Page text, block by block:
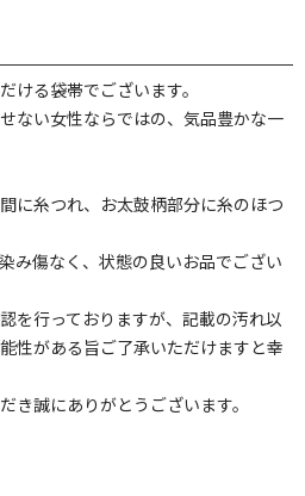
ける袋帯でございます。
ない女性ならではの、気品豊かな一
に糸つれ、お太鼓柄部分に糸のほつ
み傷なく、状態の良いお品でござい
を行っておりますが、記載の汚れ以
性がある旨ご了承いただけますと幸
き誠にありがとうございます。